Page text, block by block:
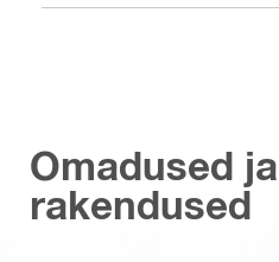
Omadused ja
rakendused